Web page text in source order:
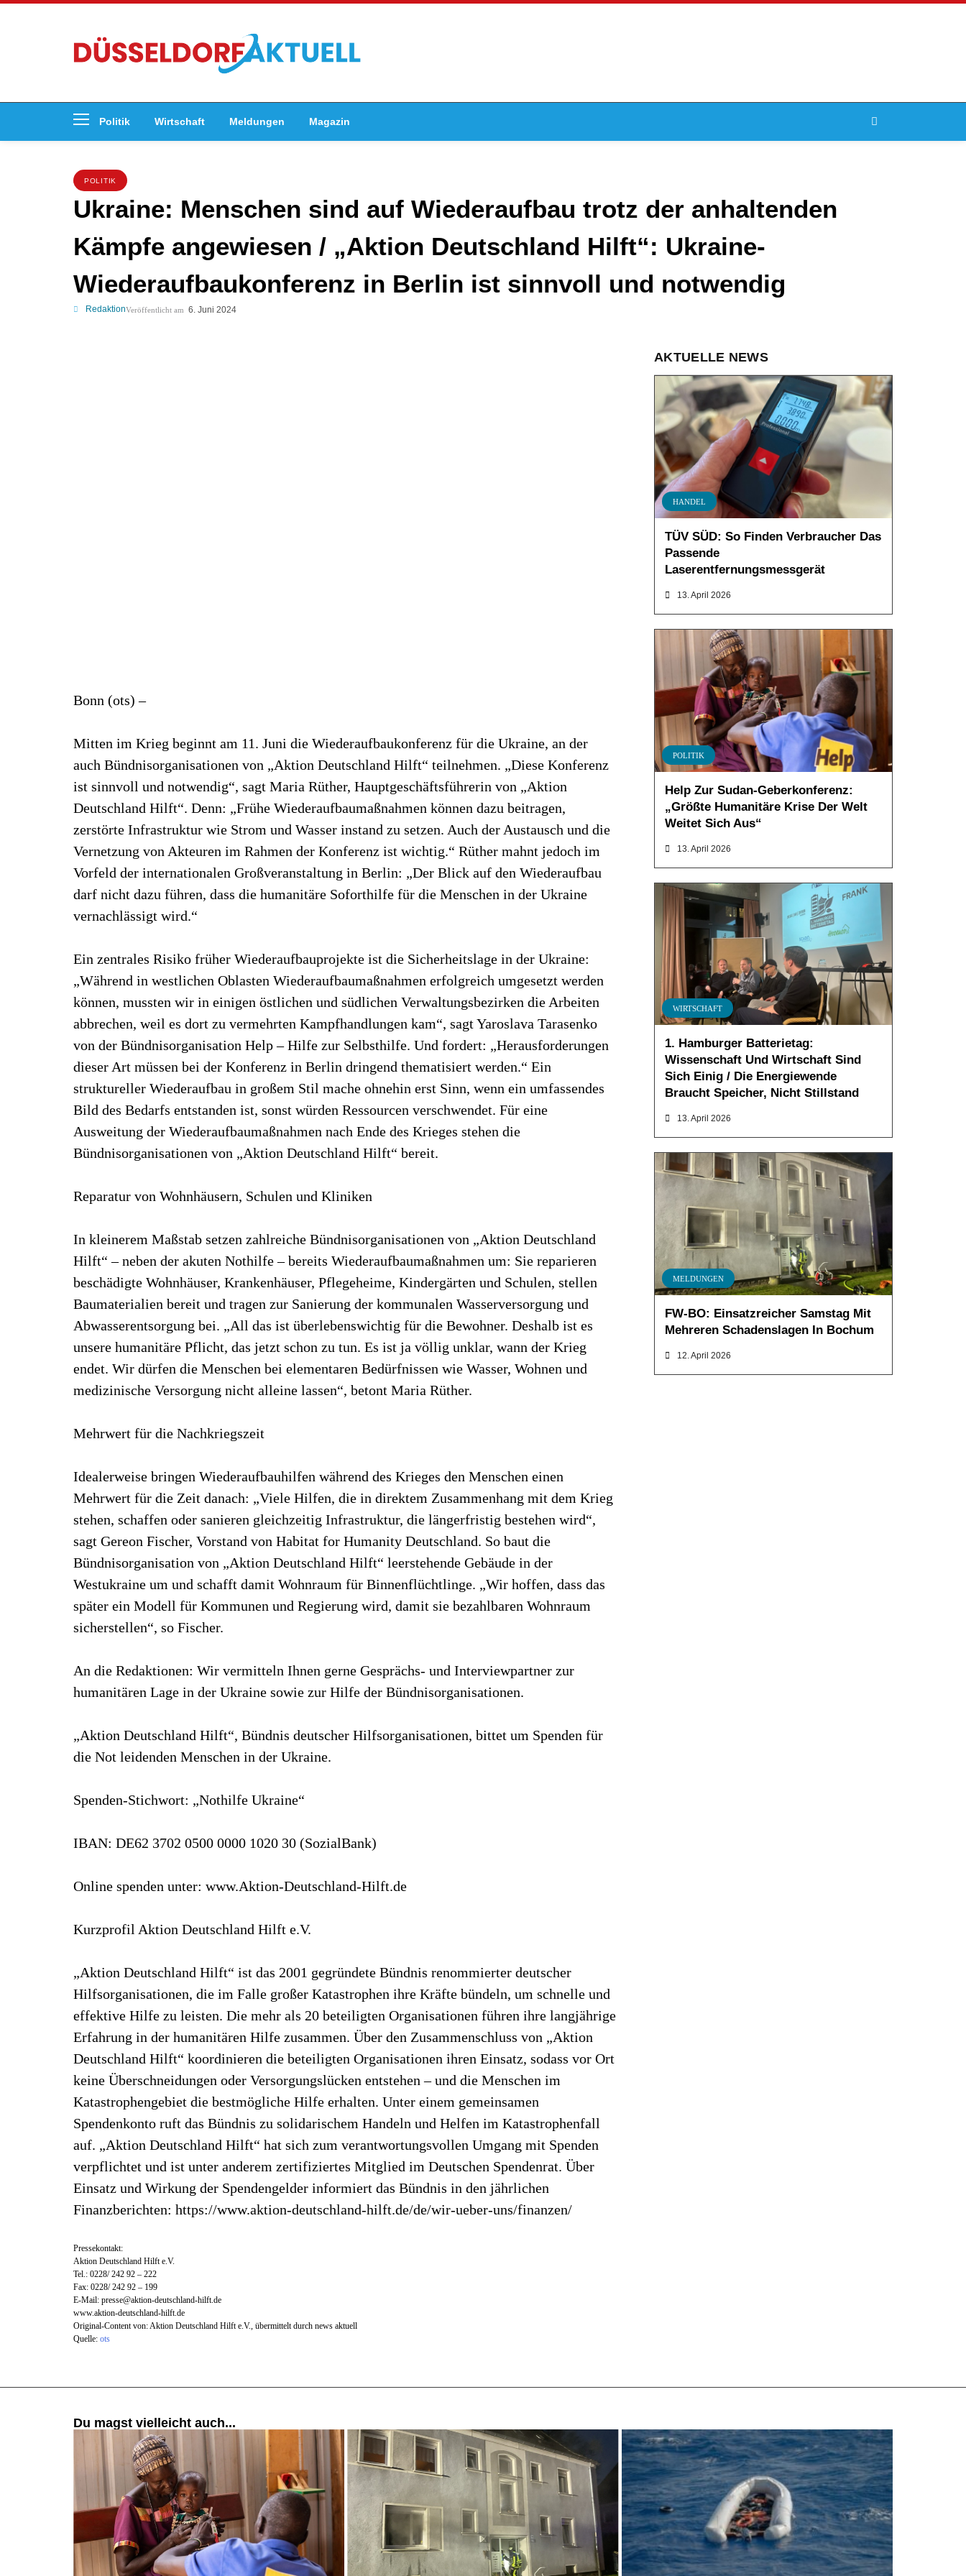
Politik Wirtschaft Meldungen Magazin
POLITIK
Ukraine: Menschen sind auf Wiederaufbau trotz der anhaltenden
Kämpfe angewiesen / „Aktion Deutschland Hilft“: Ukraine-
Wiederaufbaukonferenz in Berlin ist sinnvoll und notwendig
RedaktionVeröffentlicht am 6. Juni 2024
Bonn (ots) –
Mitten im Krieg beginnt am 11. Juni die Wiederaufbaukonferenz für die Ukraine, an der
auch Bündnisorganisationen von „Aktion Deutschland Hilft“ teilnehmen. „Diese Konferenz
ist sinnvoll und notwendig“, sagt Maria Rüther, Hauptgeschäftsführerin von „Aktion
Deutschland Hilft“. Denn: „Frühe Wiederaufbaumaßnahmen können dazu beitragen,
zerstörte Infrastruktur wie Strom und Wasser instand zu setzen. Auch der Austausch und die
Vernetzung von Akteuren im Rahmen der Konferenz ist wichtig.“ Rüther mahnt jedoch im
Vorfeld der internationalen Großveranstaltung in Berlin: „Der Blick auf den Wiederaufbau
darf nicht dazu führen, dass die humanitäre Soforthilfe für die Menschen in der Ukraine
vernachlässigt wird.“
Ein zentrales Risiko früher Wiederaufbauprojekte ist die Sicherheitslage in der Ukraine:
„Während in westlichen Oblasten Wiederaufbaumaßnahmen erfolgreich umgesetzt werden
können, mussten wir in einigen östlichen und südlichen Verwaltungsbezirken die Arbeiten
abbrechen, weil es dort zu vermehrten Kampfhandlungen kam“, sagt Yaroslava Tarasenko
von der Bündnisorganisation Help – Hilfe zur Selbsthilfe. Und fordert: „Herausforderungen
dieser Art müssen bei der Konferenz in Berlin dringend thematisiert werden.“ Ein
struktureller Wiederaufbau in großem Stil mache ohnehin erst Sinn, wenn ein umfassendes
Bild des Bedarfs entstanden ist, sonst würden Ressourcen verschwendet. Für eine
Ausweitung der Wiederaufbaumaßnahmen nach Ende des Krieges stehen die
Bündnisorganisationen von „Aktion Deutschland Hilft“ bereit.
Reparatur von Wohnhäusern, Schulen und Kliniken
In kleinerem Maßstab setzen zahlreiche Bündnisorganisationen von „Aktion Deutschland
Hilft“ – neben der akuten Nothilfe – bereits Wiederaufbaumaßnahmen um: Sie reparieren
beschädigte Wohnhäuser, Krankenhäuser, Pflegeheime, Kindergärten und Schulen, stellen
Baumaterialien bereit und tragen zur Sanierung der kommunalen Wasserversorgung und
Abwasserentsorgung bei. „All das ist überlebenswichtig für die Bewohner. Deshalb ist es
unsere humanitäre Pflicht, das jetzt schon zu tun. Es ist ja völlig unklar, wann der Krieg
endet. Wir dürfen die Menschen bei elementaren Bedürfnissen wie Wasser, Wohnen und
medizinische Versorgung nicht alleine lassen“, betont Maria Rüther.
Mehrwert für die Nachkriegszeit
Idealerweise bringen Wiederaufbauhilfen während des Krieges den Menschen einen
Mehrwert für die Zeit danach: „Viele Hilfen, die in direktem Zusammenhang mit dem Krieg
stehen, schaffen oder sanieren gleichzeitig Infrastruktur, die längerfristig bestehen wird“,
sagt Gereon Fischer, Vorstand von Habitat for Humanity Deutschland. So baut die
Bündnisorganisation von „Aktion Deutschland Hilft“ leerstehende Gebäude in der
Westukraine um und schafft damit Wohnraum für Binnenflüchtlinge. „Wir hoffen, dass das
später ein Modell für Kommunen und Regierung wird, damit sie bezahlbaren Wohnraum
sicherstellen“, so Fischer.
An die Redaktionen: Wir vermitteln Ihnen gerne Gesprächs- und Interviewpartner zur
humanitären Lage in der Ukraine sowie zur Hilfe der Bündnisorganisationen.
„Aktion Deutschland Hilft“, Bündnis deutscher Hilfsorganisationen, bittet um Spenden für
die Not leidenden Menschen in der Ukraine.
Spenden-Stichwort: „Nothilfe Ukraine“
IBAN: DE62 3702 0500 0000 1020 30 (SozialBank)
Online spenden unter: www.Aktion-Deutschland-Hilft.de
Kurzprofil Aktion Deutschland Hilft e.V.
„Aktion Deutschland Hilft“ ist das 2001 gegründete Bündnis renommierter deutscher
Hilfsorganisationen, die im Falle großer Katastrophen ihre Kräfte bündeln, um schnelle und
effektive Hilfe zu leisten. Die mehr als 20 beteiligten Organisationen führen ihre langjährige
Erfahrung in der humanitären Hilfe zusammen. Über den Zusammenschluss von „Aktion
Deutschland Hilft“ koordinieren die beteiligten Organisationen ihren Einsatz, sodass vor Ort
keine Überschneidungen oder Versorgungslücken entstehen – und die Menschen im
Katastrophengebiet die bestmögliche Hilfe erhalten. Unter einem gemeinsamen
Spendenkonto ruft das Bündnis zu solidarischem Handeln und Helfen im Katastrophenfall
auf. „Aktion Deutschland Hilft“ hat sich zum verantwortungsvollen Umgang mit Spenden
verpflichtet und ist unter anderem zertifiziertes Mitglied im Deutschen Spendenrat. Über
Einsatz und Wirkung der Spendengelder informiert das Bündnis in den jährlichen
Finanzberichten: https://www.aktion-deutschland-hilft.de/de/wir-ueber-uns/finanzen/
Pressekontakt:
Aktion Deutschland Hilft e.V.
Tel.: 0228/ 242 92 – 222
Fax: 0228/ 242 92 – 199
E-Mail: presse@aktion-deutschland-hilft.de
www.aktion-deutschland-hilft.de
Original-Content von: Aktion Deutschland Hilft e.V., übermittelt durch news aktuell
Quelle: ots
AKTUELLE NEWS
HANDEL
TÜV SÜD: So Finden Verbraucher Das
Passende
Laserentfernungsmessgerät
13. April 2026
POLITIK
Help Zur Sudan-Geberkonferenz:
„Größte Humanitäre Krise Der Welt
Weitet Sich Aus“
13. April 2026
WIRTSCHAFT
1. Hamburger Batterietag:
Wissenschaft Und Wirtschaft Sind
Sich Einig / Die Energiewende
Braucht Speicher, Nicht Stillstand
13. April 2026
MELDUNGEN
FW-BO: Einsatzreicher Samstag Mit
Mehreren Schadenslagen In Bochum
12. April 2026
Du magst vielleicht auch...